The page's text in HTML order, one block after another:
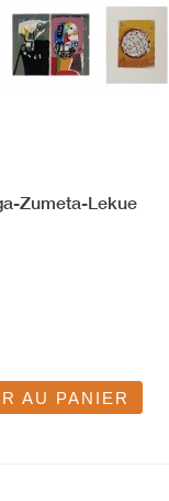
Zumeta-Lekue
AU PANIER